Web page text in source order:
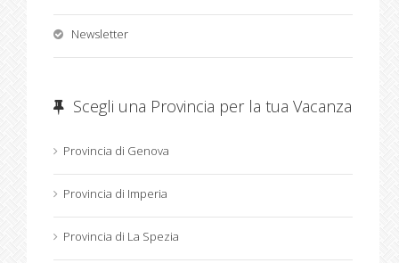
Newsletter
Scegli una Provincia per la tua Vacanza
Provincia di Genova
Provincia di Imperia
Provincia di La Spezia